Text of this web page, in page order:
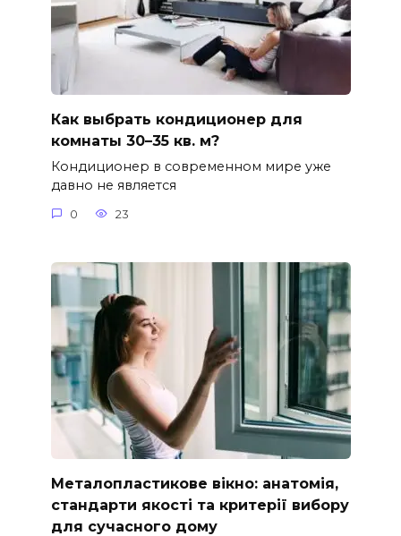
Как выбрать кондиционер для
комнаты 30–35 кв. м?
Кондиционер в современном мире уже
давно не является
0 23
Металопластикове вікно: анатомія,
стандарти якості та критерії вибору
для сучасного дому